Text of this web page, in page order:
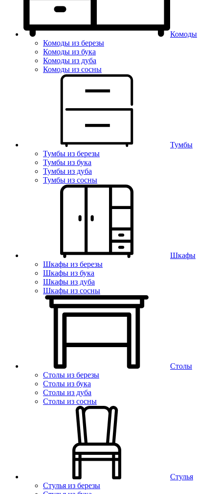
Комоды
Комоды из березы
Комоды из бука
Комоды из дуба
Комоды из сосны
Тумбы
Тумбы из березы
Тумбы из бука
Тумбы из дуба
Тумбы из сосны
Шкафы
Шкафы из березы
Шкафы из бука
Шкафы из дуба
Шкафы из сосны
Столы
Столы из березы
Столы из бука
Столы из дуба
Столы из сосны
Стулья
Стулья из березы